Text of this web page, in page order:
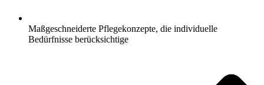
Maßgeschneiderte Pflegekonzepte, die individuelle
Bedürfnisse berücksichtige